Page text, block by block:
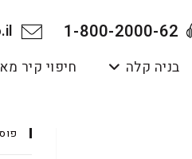
בניה קלה חיפוי קיר
1-800-2000-62